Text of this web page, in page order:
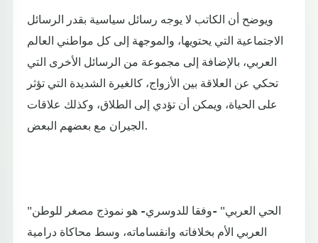
ويوضح أن الكاتب لا يوجه رسائل سياسية بقدر الرسائل
الاجتماعية التي يحتويها، والموجهة إلى كل مواطني العالم
العربي، بالإضافة إلى مجموعة من الرسائل الأخرى التي
تحكي عن العلاقة بين الأزواج، كالغيرة الشديدة التي تؤثر
على الحياة، ويمكن أن تؤدي إلى الطلاق، وكذلك علاقات
الجيران مع بعضهم البعض.
"الحي العربي" -وفقا للدوسري- هو نموذج مصغر للوطن
العربي الأم بخلافاته وانقساماته، وسط محاكاة درامية